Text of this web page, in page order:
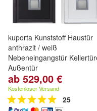
kuporta Kunststoff Haustür
anthrazit / weiß
Nebeneingangstür
Außentür
ab 529,00 €
Kostenloser Versand
25